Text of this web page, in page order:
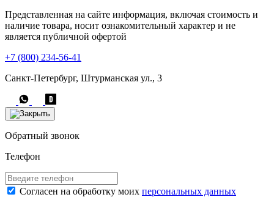
Представленная на сайте информация, включая стоимость и
наличие товара, носит ознакомительный характер и не
является публичной офертой
+7 (800) 234-56-41
Санкт-Петербург, Штурманская ул., 3
Обратный звонок
Телефон
Согласен на обработку моих персональных данных